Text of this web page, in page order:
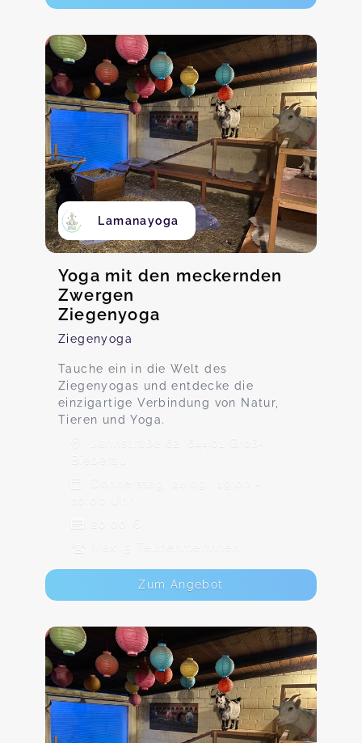
Lamanayoga
Yoga mit den meckernden
Zwergen
Ziegenyoga
Ziegenyoga
Tauche ein in die Welt des
Ziegenyogas und entdecke die
einzigartige Verbindung von Natur,
Tieren und Yoga.
Jahnstraße 62, 64401 Groß-
Donnerstag, 24.09., 19:00 -
20:00 Uhr
20,00 €
Max. 5 TeilnehmerInnen
Zum Angebot